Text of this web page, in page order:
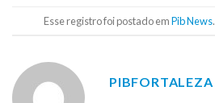
Esse registro foi postado emPib News.
PIBFORTALEZA